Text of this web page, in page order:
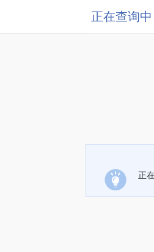
正在查询中
正